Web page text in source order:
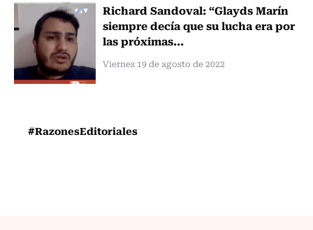
Richard Sandoval: “Glayds Marín
siempre decía que su lucha era por
las próximas...
Viernes 19 de agosto de 2022
#RazonesEditoriales